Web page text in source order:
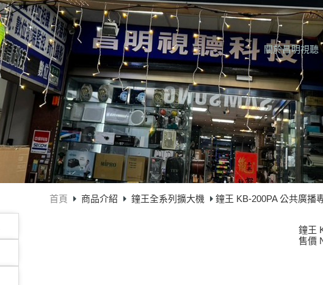
關於昌明視聽
首頁 商品介紹 鐘王全系列擴大機 鐘王 KB-200PA 公共廣播
鐘王
售價